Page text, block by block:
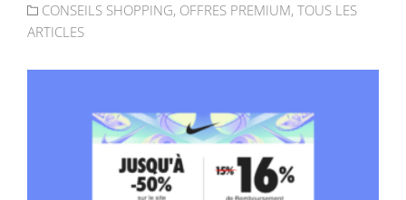
CONSEILS SHOPPING, OFFRES PREMIUM, TOUS LES
ARTICLES